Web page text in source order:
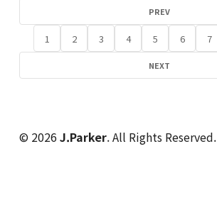
PREV
1 2 3 4 5 6 7
NEXT
© 2026 J.Parker. All Rights Reserved.